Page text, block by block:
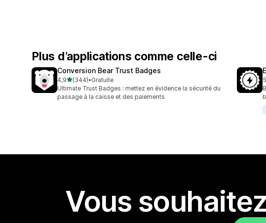
Plus d’applications comme celle-ci
Conversion Bear Trust Badges
4,9étoile(s) sur 5
(344)
344 avis au total
•Gratuite
Ultimate Trust Badges : mettez en évidence la sécurité du
passage à la caisse et des paiements
Vous